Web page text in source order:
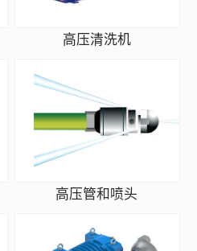
高压清洗机
高压管和喷头